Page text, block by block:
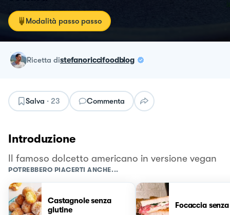
Modalità passo passo
ricetta distefanoriccifoodblog
Salva · 23 Commenta
Introduzione
Il famoso dolcetto americano in versione vegan
POTREBBERO PIACERTI ANCHE...
Castagnole senza
glutine
Focaccia